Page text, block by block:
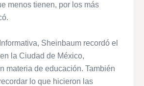
menos tienen, por los más
Sheinbaum recordó el
la Ciudad de México,
materia de educación. También
lo que hicieron las